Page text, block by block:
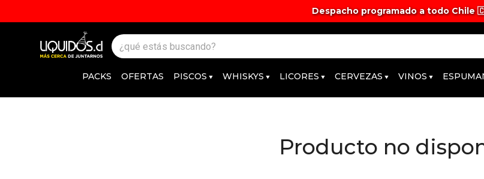
Despacho programado a todo Chile
PACKS OFERTAS PISCOS WHISKYS LICORES CERVEZAS VINOS
Producto no